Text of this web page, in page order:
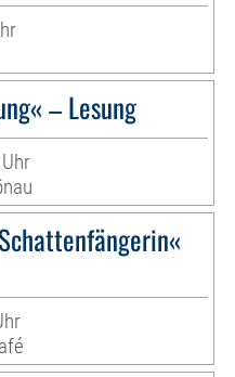
– Lesung